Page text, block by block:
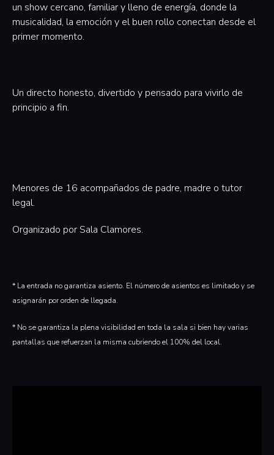
un show cercano, familiar y lleno de energía, donde la
musicalidad, la emoción y el buen rollo conectan desde el
primer momento.
Un directo honesto, divertido y pensado para vivirlo de
principio a fin.
‍Menores de 16 acompañados de padre, madre o tutor
legal.
Organizado por Sala Clamores.‍
* La entrada no garantiza asiento. El número de asientos es limitado y se
asignarán por orden de llegada.
* No se garantiza la plena visibilidad en toda la sala si bien hay varias
pantallas que refuerzan la misma cubriendo el 100% del local.